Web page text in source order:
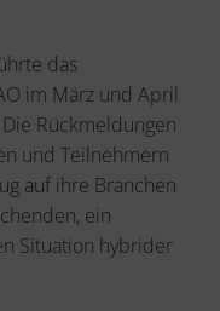
das
im März und April
Rückmeldungen
und Teilnehmern
auf ihre Branchen
ein
Situation hybrider